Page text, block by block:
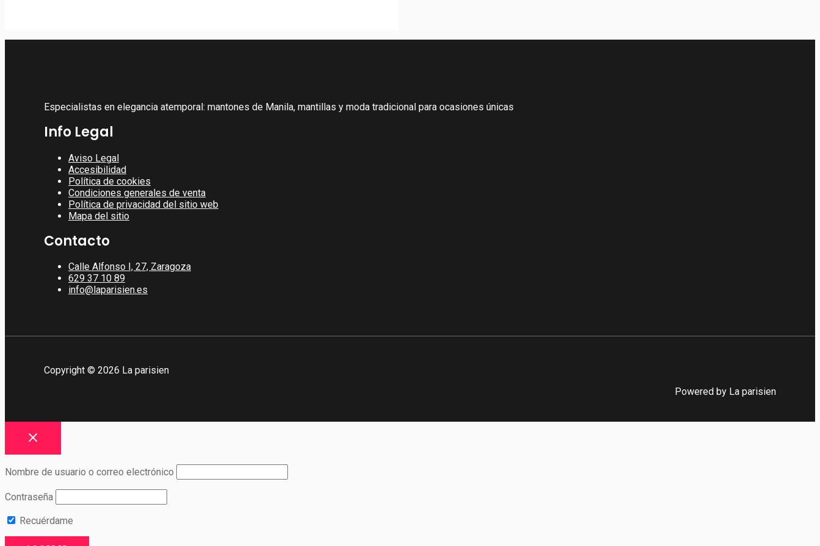
MANTON DE MANILA CORDOBA
Especialistas en elegancia atemporal: mantones de Manila, mantillas y moda tradicional para ocasiones únicas
Info Legal
Aviso Legal
Accesibilidad
Política de cookies
Condiciones generales de venta
Política de privacidad del sitio web
Mapa del sitio
Contacto
Calle Alfonso I, 27, Zaragoza
629 37 10 89
info@laparisien.es
Copyright © 2026 La parisien
Powered by La parisien
Nombre de usuario o correo electrónico
Contraseña
Recuérdame